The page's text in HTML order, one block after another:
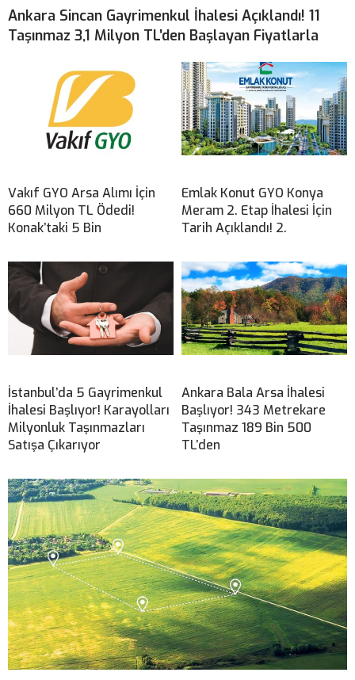
Ankara Sincan Gayrimenkul İhalesi Açıklandı! 11
Taşınmaz 3,1 Milyon TL’den Başlayan Fiyatlarla
Vakıf GYO Arsa Alımı İçin
660 Milyon TL Ödedi!
Konak’taki 5 Bin
Emlak Konut GYO Konya
Meram 2. Etap İhalesi İçin
Tarih Açıklandı! 2.
İstanbul’da 5 Gayrimenkul
İhalesi Başlıyor! Karayolları
Milyonluk Taşınmazları
Satışa Çıkarıyor
Ankara Bala Arsa İhalesi
Başlıyor! 343 Metrekare
Taşınmaz 189 Bin 500
TL’den